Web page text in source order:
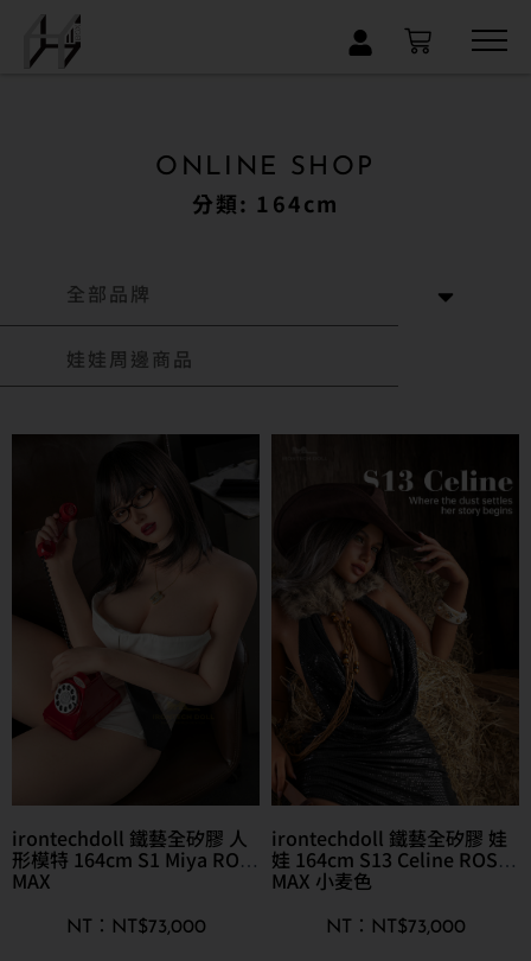
×
ONLINE SHOP
分類: 164cm
全部品牌
娃娃周邊商品
irontechdoll 鐵藝全矽膠 人
形模特 164cm S1 Miya ROS
MAX
NT$73,000
irontechdoll 鐵藝全矽膠 娃
娃 164cm S13 Celine ROS
MAX 小麦色
NT$73,000